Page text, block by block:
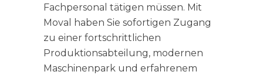
Fachpersonal tätigen müssen. Mit
Moval haben Sie sofortigen Zugang
zu einer fortschrittlichen
Produktionsabteilung, modernen
Maschinenpark und erfahrenem